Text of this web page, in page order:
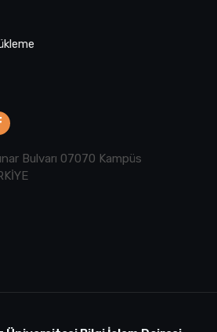
Bulvarı 07070 Kampüs